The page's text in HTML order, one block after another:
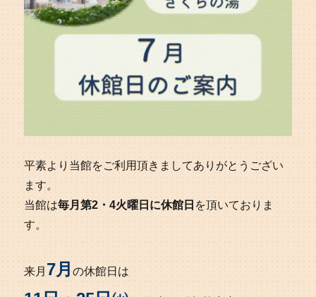
平素より当館をご利用頂きましてありがとうござい
ます。
当館は毎月第2・4火曜日に休館日 を頂いておりま
す。
来月 7月の休館日は